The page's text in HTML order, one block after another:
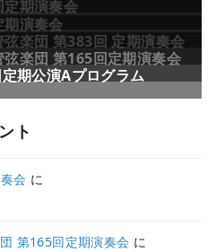
ト
会 に
第165回定期演奏会 に